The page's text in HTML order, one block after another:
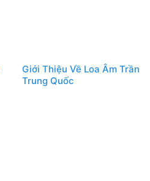
Giới Thiệu Về Loa Âm Trần
Trung Quốc